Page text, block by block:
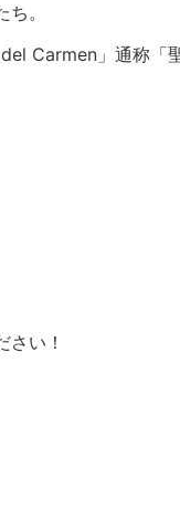
。
Carmen」通称「
い！